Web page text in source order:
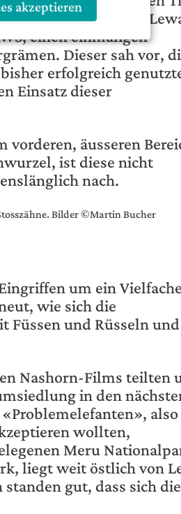
unternahm
einen einmaligen
Dieser sah vor,
erfolgreich
Einsatz dieser
vorderen, äusseren
ist diese nicht
nach.
um ein
wie sich die
Füssen und Rüsseln und
Nashorn-Films teilten
in den
wollten,
Meru
liegt weit östlich von
gut, dass sich die
akzeptieren